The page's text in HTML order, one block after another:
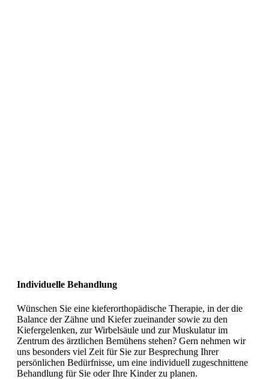
Individuelle Behandlung
Wünschen Sie eine kieferorthopädische Therapie, in der die
Balance der Zähne und Kiefer zueinander sowie zu den
Kiefergelenken, zur Wirbelsäule und zur Muskulatur im
Zentrum des ärztlichen Bemühens stehen? Gern nehmen wir
uns besonders viel Zeit für Sie zur Besprechung Ihrer
persönlichen Bedürfnisse, um eine individuell zugeschnittene
Behandlung für Sie oder Ihre Kinder zu planen.